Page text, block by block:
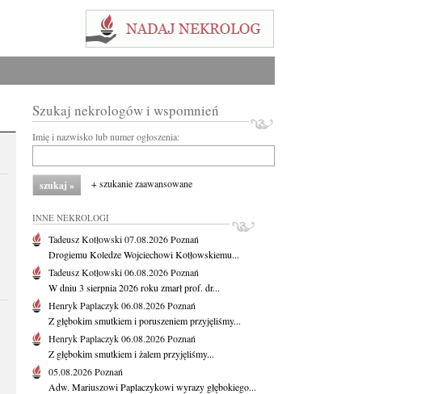
Szukaj nekrologów i wspomnień
Imię i nazwisko lub numer ogłoszenia:
+ szukanie zaawansowane
INNE NEKROLOGI
Tadeusz Kotłowski07.08.2026Poznań
Drogiemu Koledze Wojciechowi Kotłowskiemu...
Tadeusz Kotłowski06.08.2026Poznań
W dniu 3 sierpnia 2026 roku zmarł prof. dr...
Henryk Paplaczyk06.08.2026Poznań
Z głębokim smutkiem i poruszeniem przyjęliśmy...
Henryk Paplaczyk06.08.2026Poznań
Z głębokim smutkiem i żalem przyjęliśmy...
05.08.2026Poznań
Adw. Mariuszowi Paplaczykowi wyrazy głębokiego...